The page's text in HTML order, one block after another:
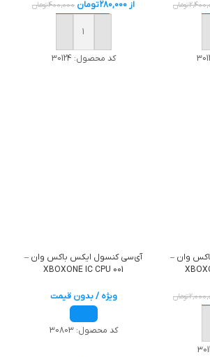
تومان از 280,000تومان 400,000تومان
خرید
کد محصول: 30124
وان –
تومان
آی‌سی کنسول ایکس باکس وان –
XBOXONE IC CPU 001
ویژه / بدون قیمت
کد محصول:30803